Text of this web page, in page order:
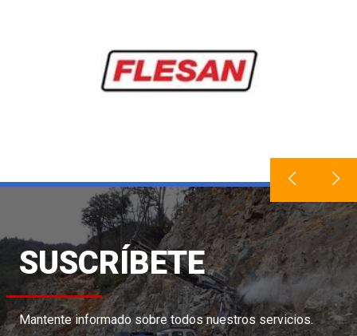
SUSCRÍBETE
Mantente informado sobre todos nuestros servicios.